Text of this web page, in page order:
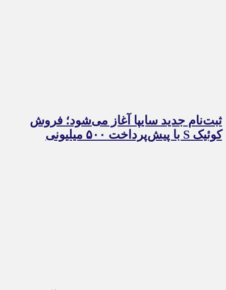
ثبت‌نام جدید سایپا آغاز می‌شود؛ فروش
کوئیک S با پیش‌پرداخت ۵۰۰ میلیونی